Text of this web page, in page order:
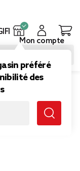
préféré
des
Mon compte
à 0,90 €